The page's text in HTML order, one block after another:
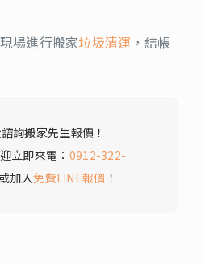
場進行搬家垃圾清運 ，結帳
詢搬家先生報價！
立即來電： 0912-322-
或加入免費LINE報價 ！